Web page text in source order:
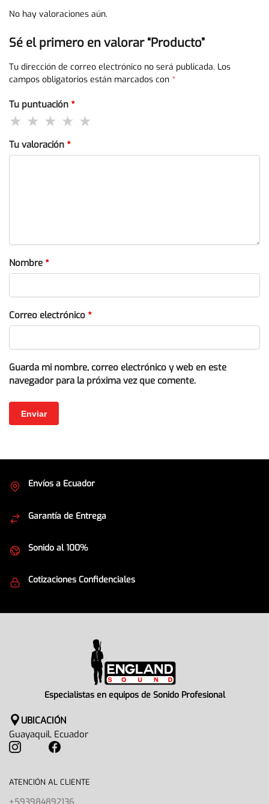
No hay valoraciones aún.
Sé el primero en valorar “Producto”
Tu dirección de correo electrónico no será publicada. Los
campos obligatorios están marcados con *
Tu puntuación *
Tu valoración *
Nombre *
Correo electrónico *
Guarda mi nombre, correo electrónico y web en este
navegador para la próxima vez que comente.
Envíos a Ecuador
Garantía de Entrega
Sonido al 100%
Cotizaciones Confidenciales
Especialistas en equipos de Sonido Profesional
UBICACIÓN
Guayaquil, Ecuador
ATENCIÓN AL CLIENTE